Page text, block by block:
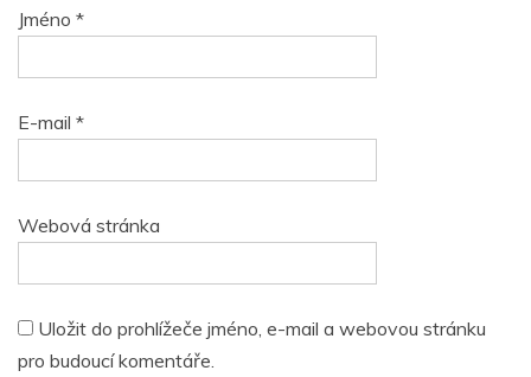
Jméno *
E-mail *
Webová stránka
Uložit do prohlížeče jméno, e-mail a webovou stránku
pro budoucí komentáře.